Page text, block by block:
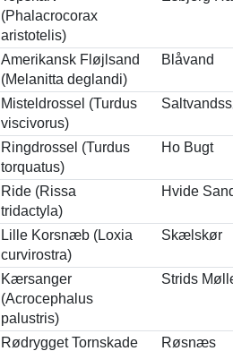
(Phalacrocorax
aristotelis)
Amerikansk Fløjlsand
(Melanitta deglandi)
Blåvand
Misteldrossel (Turdus
viscivorus)
Ringdrossel (Turdus
torquatus)
Ho Bugt
Ride (Rissa
tridactyla)
Hvide
Lille Korsnæb (Loxia
curvirostra)
Skælskør
Kærsanger
(Acrocephalus
palustris)
Strids
Rødrygget Tornskade
Røsnæs